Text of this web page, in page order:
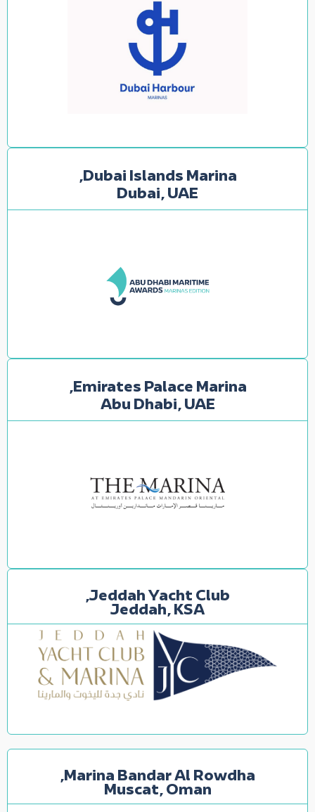
Dubai Islands Marina,
Dubai, UAE
Emirates Palace Marina,
Abu Dhabi, UAE
Jeddah Yacht Club,
Jeddah, KSA
Marina Bandar Al Rowdha,
Muscat, Oman